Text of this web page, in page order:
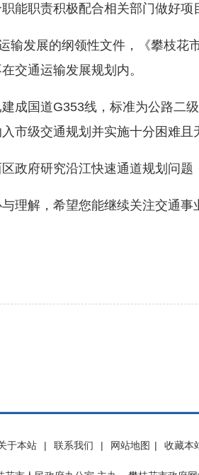
能职责积极配合相关部门做好项
发展的纲领性文件，《攀枝花
交通运输发展规划内。
国道G353线，标准为公路二
市级交通规划并实施十分困难且
府研究沿江快速通道规划问题
解，希望您能继续关注交通事
于本站 | 联系我们 | 网站地图 | 收藏本